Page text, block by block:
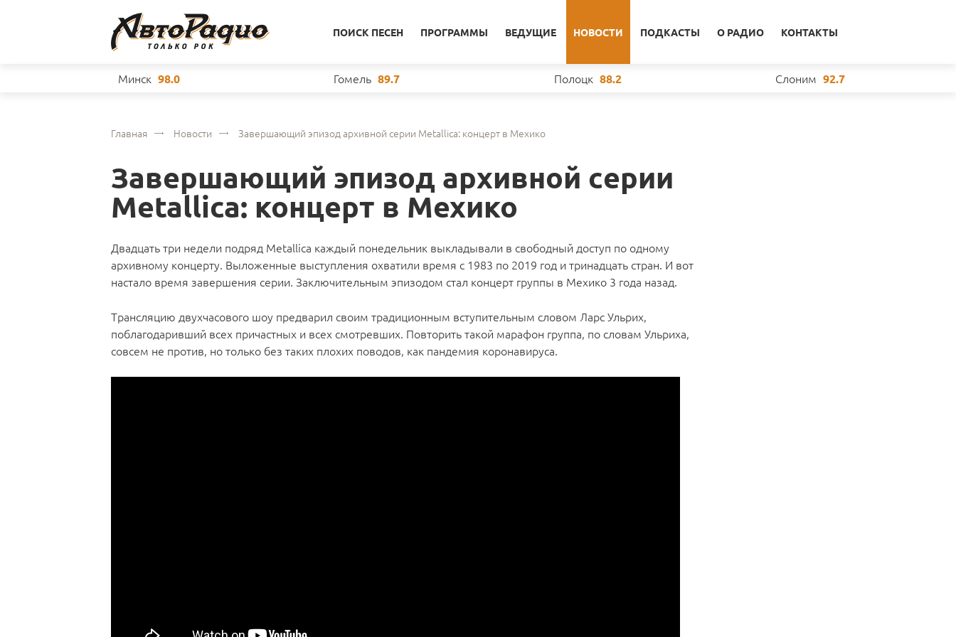
ПОИСК ПЕСЕН ПРОГРАММЫ ВЕДУЩИЕ НОВОСТИ ПОДКАСТЫ О РАДИО КОНТАКТЫ
Минск 98.0 Гомель 89.7 Полоцк 88.2 Слоним 92.7
Главная Новости Завершающий эпизод архивной серии Metallica: концерт в Мехико
Завершающий эпизод архивной серии
Metallica: концерт в Мехико
Двадцать три недели подряд Metallica каждый понедельник выкладывали в свободный доступ по одному
архивному концерту. Выложенные выступления охватили время с 1983 по 2019 год и тринадцать стран. И вот
настало время завершения серии. Заключительным эпизодом стал концерт группы в Мехико 3 года назад.
Трансляцию двухчасового шоу предварил своим традиционным вступительным словом Ларс Ульрих,
поблагодаривший всех причастных и всех смотревших. Повторить такой марафон группа, по словам Ульриха,
совсем не против, но только без таких плохих поводов, как пандемия коронавируса.